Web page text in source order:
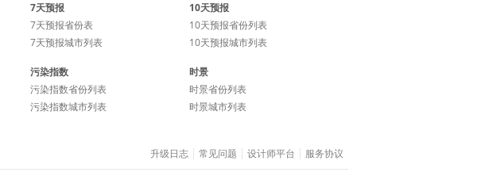
7天预报
7天预报省份表
7天预报城市列表
10天预报
10天预报省份列表
10天预报城市列表
污染指数
污染指数省份列表
污染指数城市列表
时景
时景省份列表
时景城市列表
升级日志 常见问题 设计师平台 服务协议